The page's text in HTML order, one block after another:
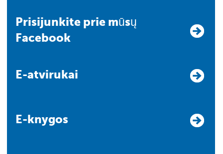
Prisijunkite prie mūsų
Facebook
E-atvirukai
E-knygos